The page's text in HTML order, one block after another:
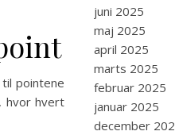
pointene
hvor hvert
juni 2025
maj 2025
april 2025
marts 2025
februar 2025
januar 2025
december